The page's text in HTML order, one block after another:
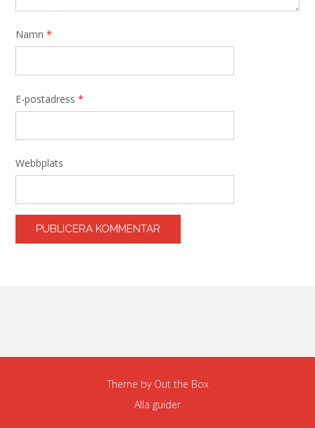
Namn *
E-postadress *
Webbplats
Theme by Out the Box
Alla guider